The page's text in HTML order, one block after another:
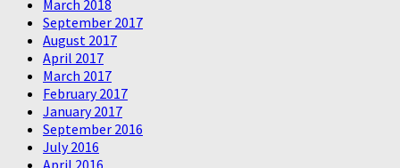
March 2018
September 2017
August 2017
April 2017
March 2017
February 2017
January 2017
September 2016
July 2016
April 2016